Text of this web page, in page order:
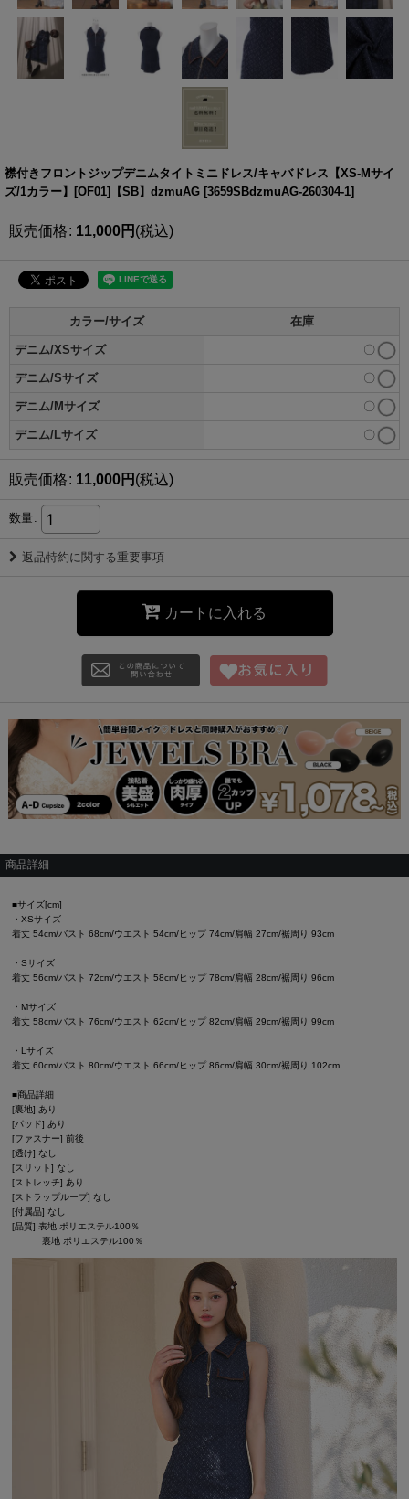
襟付きフロントジップデニムタイトミニドレス/キャバドレス【XS-Mサイ
ズ/1カラー】[OF01]【SB】dzmuAG [3659SBdzmuAG-260304-1]
販売価格: 11,000円 (税込)
カラー/サイズ 在庫
デニム/XSサイズ 〇
デニム/Sサイズ 〇
デニム/Mサイズ 〇
デニム/Lサイズ 〇
販売価格: 11,000円 (税込)
数量:
返品特約に関する重要事項
カートに入れる
商品詳細
■サイズ[cm]
・XSサイズ
着丈 54cm/バスト 68cm/ウエスト 54cm/ヒップ 74cm/肩幅 27cm/裾周り 93cm
・Sサイズ
着丈 56cm/バスト 72cm/ウエスト 58cm/ヒップ 78cm/肩幅 28cm/裾周り 96cm
・Mサイズ
着丈 58cm/バスト 76cm/ウエスト 62cm/ヒップ 82cm/肩幅 29cm/裾周り 99cm
・Lサイズ
着丈 60cm/バスト 80cm/ウエスト 66cm/ヒップ 86cm/肩幅 30cm/裾周り 102cm
■商品詳細
[裏地] あり
[パッド] あり
[ファスナー] 前後
[透け] なし
[スリット] なし
[ストレッチ] あり
[ストラップループ] なし
[付属品] なし
[品質] 表地 ポリエステル100％
裏地 ポリエステル100％